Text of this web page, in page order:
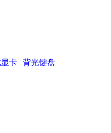
卡 | 背光键盘